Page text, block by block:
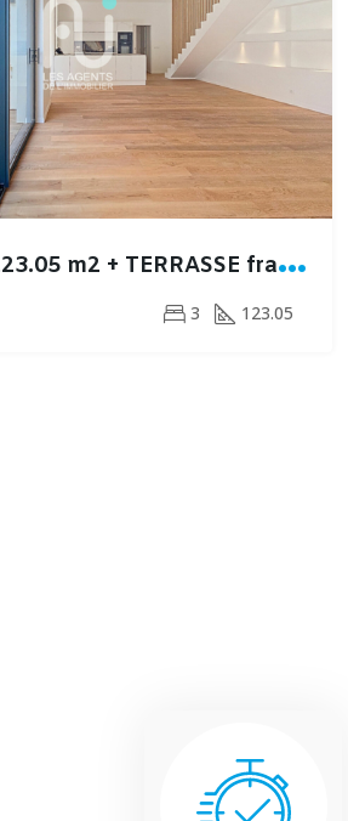
L
oft 5pièces 123.05 m2 + TERRASSE frais de notaire réduits
3 123.05